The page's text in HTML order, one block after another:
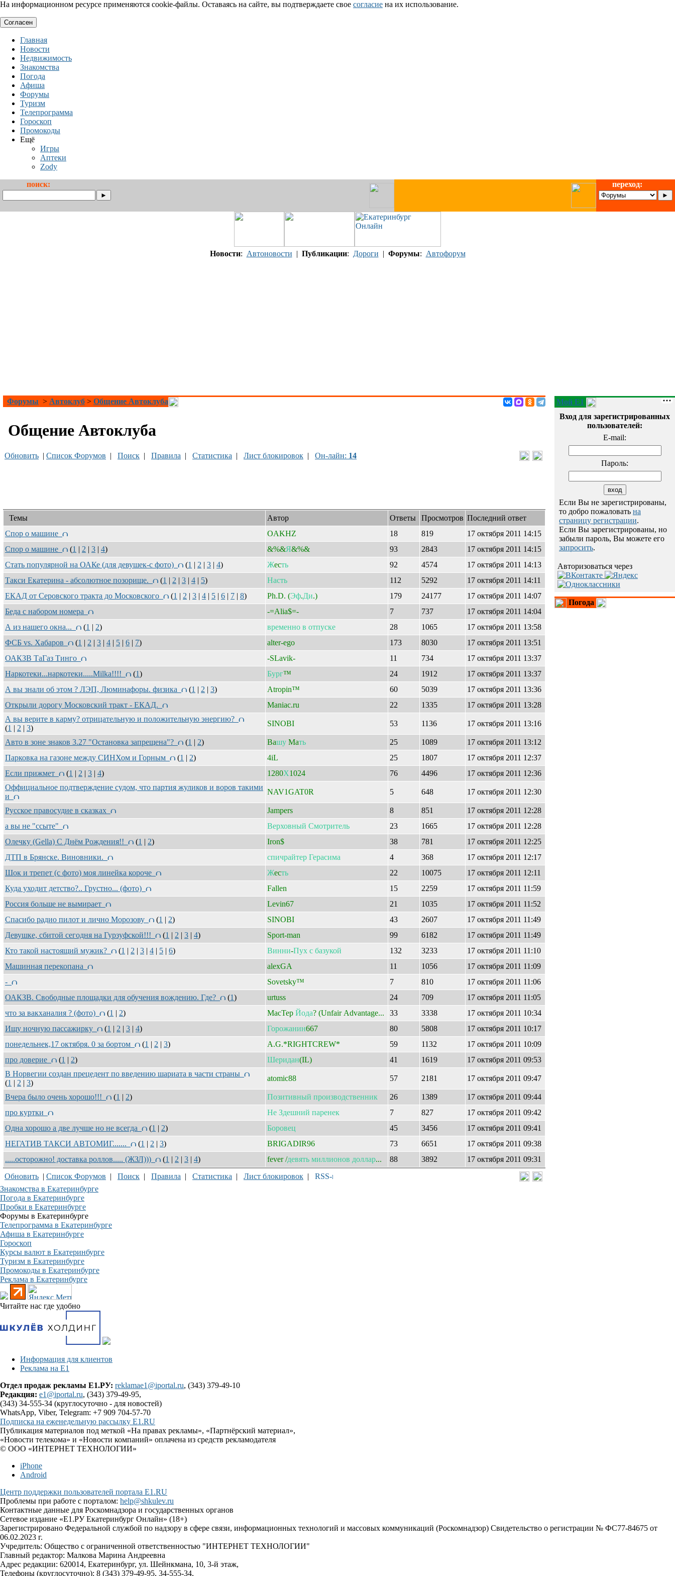
На информационном ресурсе применяются cookie-файлы. Оставаясь на сайте, вы подтверждаете свое согласие на их использование.
Согласен
Главная
Новости
Недвижимость
Знакомства
Погода
Афиша
Форумы
Туризм
Телепрограмма
Гороскоп
Промокоды
Ещё
Игры
Аптеки
Zody
поиск: переход:
Новости: Автоновости | Публикации: Дороги | Форумы: Автофорум
Форумы > Автоклуб > Общение Автоклуба
Общение Автоклуба
Обновить | Список Форумов | Поиск | Правила | Статистика | Лист блокировок | Он-лайн: 14
Темы Автор Ответы Просмотров Последний ответ
Спор о машине
OAKHZ 18 819
17 октября 2011 14:15
Спор о машине
(1 | 2 | 3 | 4) &%&Я&%& 93 2843
17 октября 2011 14:15
Стать популярной на ОАКе (для девушек-с фото)
(1 | 2 | 3 | 4) Жecть 92 4574
17 октября 2011 14:13
Такси Екатерина - абсолютное позорище.
(1 | 2 | 3 | 4 | 5) Насть 112 5292
17 октября 2011 14:11
ЕКАД от Серовского тракта до Московского
(1 | 2 | 3 | 4 | 5 | 6 | 7 | 8) Ph.D. (Эф.Ди.) 179 24177
17 октября 2011 14:07
Беда с набором номера
-=Alia$=- 7 737
17 октября 2011 14:04
А из нашего окна...
(1 | 2) временно в отпуске 28 1065
17 октября 2011 13:58
ФСБ vs. Хабаров
(1 | 2 | 3 | 4 | 5 | 6 | 7) alter-ego 173 8030
17 октября 2011 13:51
ОАКЗВ ТаГаз Тинго
-SLavik- 11 734
17 октября 2011 13:37
Наркотеки...наркотеки.....Milka!!!!
(1) Бург™ 24 1912
17 октября 2011 13:37
А вы знали об этом ? ЛЭП, Люминафоры. физика
(1 | 2 | 3) Atropin™ 60 5039
17 октября 2011 13:36
Открыли дорогу Московский тракт - ЕКАД.
Maniac.ru 22 1335
17 октября 2011 13:28
А вы верите в карму? отрицательную и положительную энергию?
(1 | 2 | 3)
SINOBI 53 1136 17 октября 2011 13:16
Авто в зоне знаков 3.27 "Остановка запрещена"? (1 | 2) Baшу Maть 25 1089
17 октября 2011 13:12
Парковка на газоне между СИНХом и Горным
(1 | 2) 4iL 25 1807
17 октября 2011 12:37
Если прижмет
(1 | 2 | 3 | 4) 1280Х1024 76 4496
17 октября 2011 12:36
Оффициальное подтверждение судом, что партия жуликов и воров такими
и
NAV1GAT0R 5 648 17 октября 2011 12:30
Русское правосудие в сказках Jampers 8 851
17 октября 2011 12:28
а вы не "ссыте"
Верховный Смотритель 23 1665
17 октября 2011 12:28
Олечку (Gella) С Днём Рождения!!
(1 | 2) Iron$ 38 781
17 октября 2011 12:25
ДТП в Брянске. Виновники.
спичрайтер Герасима 4 368
17 октября 2011 12:17
Шок и трепет (с фото) моя линейка короче
Жecть 22 10075
17 октября 2011 12:11
Куда уходит детство?.. Грустно... (фото)
Fallen 15 2259
17 октября 2011 11:59
Россия больше не вымирает
Levin67 21 1035
17 октября 2011 11:52
Спасибо радио пилот и лично Морозову
(1 | 2) SINOBI 43 2607
17 октября 2011 11:49
Девушке, сбитой сегодня на Гурзуфской!!!
(1 | 2 | 3 | 4) Sport-man 99 6182
17 октября 2011 11:49
Кто такой настоящий мужик?
(1 | 2 | 3 | 4 | 5 | 6) Винни-Пух с базукой 132 3233
17 октября 2011 11:10
Машинная перекопана
alexGA 11 1056
17 октября 2011 11:09
-
Sovetsky™ 7 810
17 октября 2011 11:06
ОАКЗВ. Свободные площадки для обучения вождению. Где?
(1) urtuss 24 709
17 октября 2011 11:05
что за вакханалия ? (фото)
(1 | 2) MacTep Йода? (Unfair Advantage... 33 3338
17 октября 2011 10:34
Ищу ночную пассажирку
(1 | 2 | 3 | 4) Горожанин667 80 5808
17 октября 2011 10:17
понедельнек,17 октября. 0 за бортом
(1 | 2 | 3) A.G.*RIGHTCREW* 59 1132
17 октября 2011 10:09
про доверие
(1 | 2) Шеридан(IL) 41 1619
17 октября 2011 09:53
В Норвегии создан прецедент по введению шариата в части страны
(1 | 2 | 3)
atomic88 57 2181 17 октября 2011 09:47
Вчера было очень хорошо!!! (1 | 2) Позитивный производственник 26 1389
17 октября 2011 09:44
про куртки
Не Здешний паренек 7 827
17 октября 2011 09:42
Одна хорошо а две лучше но не всегда
(1 | 2) Боровец 45 3456
17 октября 2011 09:41
НЕГАТИВ ТАКСИ АВТОМИГ.......
(1 | 2 | 3) BRIGADIR96 73 6651
17 октября 2011 09:38
.....осторожно! доставка роллов..... (ЖЗЛ)))
(1 | 2 | 3 | 4) fever /девять миллионов доллар... 88 3892
17 октября 2011 09:31
Обновить | Список Форумов | Поиск | Правила | Статистика | Лист блокировок |
Мой E1
Вход для зарегистрированных
пользователей:
E-mail:
Пароль:
Если Вы не зарегистрированы,
то добро пожаловать на
страницу регистрации.
Если Вы зарегистрированы, но
забыли пароль, Вы можете его
запросить.
Авторизоваться через
Погода
Знакомства в Екатеринбурге
Погода в Екатеринбурге
Пробки в Екатеринбурге
Форумы в Екатеринбурге
Телепрограмма в Екатеринбурге
Афиша в Екатеринбурге
Гороскоп
Курсы валют в Екатеринбурге
Туризм в Екатеринбурге
Промокоды в Екатеринбурге
Реклама в Екатеринбурге
Читайте нас где удобно
Информация для клиентов
Реклама на Е1
Отдел продаж рекламы Е1.РУ: reklamae1@iportal.ru, (343) 379-49-10
Редакция: e1@iportal.ru, (343) 379-49-95,
(343) 34-555-34 (круглосуточно - для новостей)
WhatsApp, Viber, Telegram: +7 909 704-57-70
Подписка на еженедельную рассылку E1.RU
Публикация материалов под меткой «На правах рекламы», «Партнёрский материал»,
«Новости телекома» и «Новости компаний» оплачена из средств рекламодателя
© ООО «ИНТЕРНЕТ ТЕХНОЛОГИИ»
iPhone
Android
Центр поддержки пользователей портала E1.RU
Проблемы при работе с порталом: help@shkulev.ru
Контактные данные для Роскомнадзора и государственных органов
Сетевое издание «Е1.РУ Екатеринбург Онлайн» (18+)
Зарегистрировано Федеральной службой по надзору в сфере связи, информационных технологий и массовых коммуникаций (Роскомнадзор) Свидетельство о регистрации № ФС77-84675 от
06.02.2023 г.
Учредитель: Общество с ограниченной ответственностью "ИНТЕРНЕТ ТЕХНОЛОГИИ"
Главный редактор: Малкова Марина Андреевна
Адрес редакции: 620014, Екатеринбург, ул. Шейнкмана, 10, 3-й этаж,
Телефоны (круглосуточно): 8 (343) 379-49-95, 34-555-34,